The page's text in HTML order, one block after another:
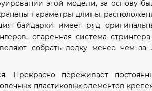
этой модели, за основу
параметры длины,
байдарки имеет ряд
спаренная система
собрать лодку менее чем за
Прекрасно переживает
пластиковых элементов